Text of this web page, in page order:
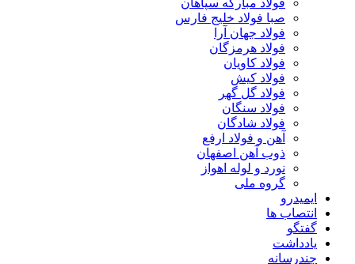
صبا فولاد خلیج فارس
فولاد جهان آرا
فولاد هرمزگان
فولاد کاویان
فولاد کیش
فولاد گل گهر
فولاد سنگان
فولاد شادگان
آهن و فولاد ارفع
ذوب آهن اصفهان
نورد و لوله اهواز
گروه ملی
ایمیدرو
انتصاب ها
گفتگو
یادداشت
چندرسانه